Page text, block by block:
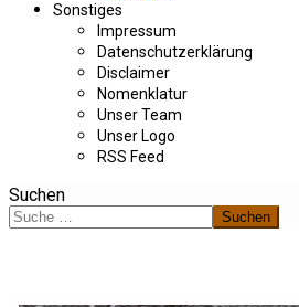
Sonstiges
Impressum
Datenschutzerklärung
Disclaimer
Nomenklatur
Unser Team
Unser Logo
RSS Feed
Suchen
Suchen